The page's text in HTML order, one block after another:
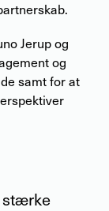
Jerup og
og
samt for at
stærke